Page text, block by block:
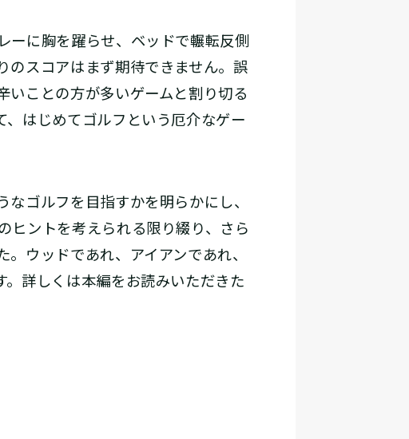
に胸を躍らせ、ベッドで輾転反側
のスコアはまず期待できません。誤
いことの方が多いゲームと割り切る
はじめてゴルフという厄介なゲー
ゴルフを目指すかを明らかにし、
ヒントを考えられる限り綴り、さら
ウッドであれ、アイアンであれ、
詳しくは本編をお読みいただきた